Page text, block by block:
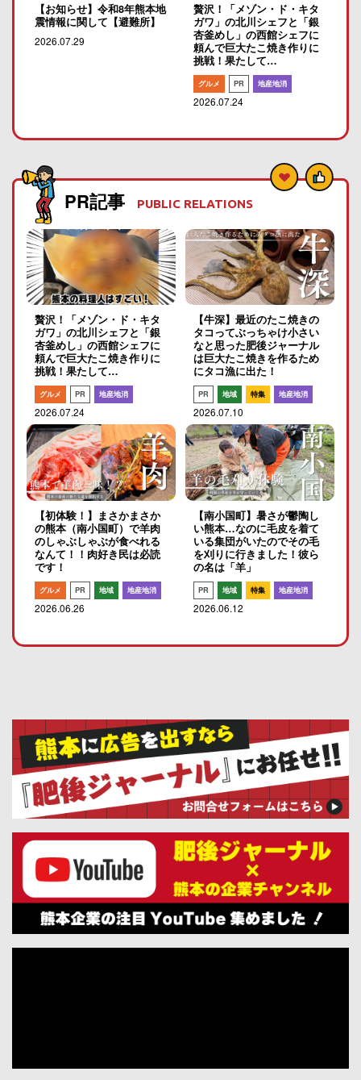
【お知らせ】令和8年熊本地
震情報に関して【避難所】
2026.07.29
贅沢！「メゾン・ド・キタ
ガワ」の北川シェフと「銀
杏釜めし」の西館シェフに
頼んで巨大たこ焼き作りに
挑戦！果たして…
グルメ PR 地産地消
2026.07.24
PR記事 PUBLIC RELATIONS
贅沢！「メゾン・ド・キタ
ガワ」の北川シェフと「銀
杏釜めし」の西館シェフに
頼んで巨大たこ焼き作りに
挑戦！果たして…
グルメ PR 地産地消
2026.07.24
【牛深】最近のたこ焼きの
タコってぶっちゃけ小さい
なと思った肥後ジャーナル
は巨大たこ焼きを作るため
にタコ漁に出た！
PR 地域 特集 地産地消
2026.07.10
【初体験！】まさかまさか
の熊本（南小国町）で羊肉
のしゃぶしゃぶが食べれる
なんて！！肉好き民は必読
です！
グルメ PR 地域 地産地消
2026.06.26
【南小国町】暑さが鬱陶し
い熊本…なのに毛皮を着て
いる集団がいたのでその毛
を刈りに行きました！彼ら
の名は「羊」
PR 地域 特集 地産地消
2026.06.12